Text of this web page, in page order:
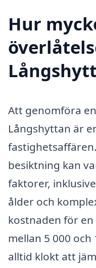
Hur
Att genomföra
Långshyttan är
besiktning kan
faktorer,
ålder och
kostnaden för
mellan 5 000
alltid klokt att